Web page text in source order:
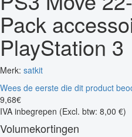
Pack
PlayStation 3
Merk: satkit
Wees de eerste die dit product
9,68€
IVA inbegrepen (Excl. btw: 8,00 €)
Volumekortingen